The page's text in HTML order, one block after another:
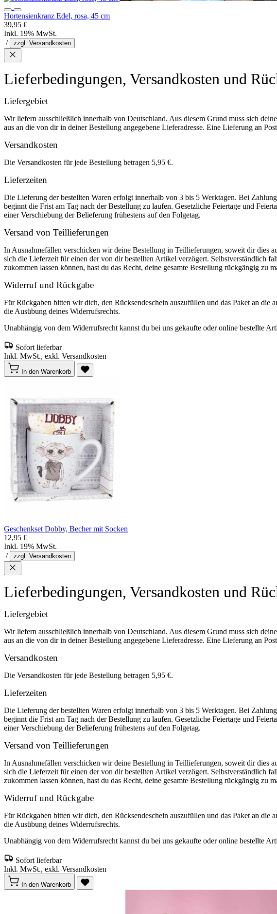
Hortensienkranz Edel, rosa, 45 cm
39,95 €
Inkl. 19% MwSt.
/
zzgl. Versandkosten
Lieferbedingungen, Versandkosten und
Liefergebiet
Wir liefern ausschließlich innerhalb von Deutschland. Aus diesem Grund muss sich
aus an die von dir in deiner Bestellung angegebene Lieferadresse. Eine Lieferung an
Versandkosten
Die Versandkosten für jede Bestellung betragen 5,95 €.
Lieferzeiten
Die Lieferung der bestellten Waren erfolgt innerhalb von 3 bis 5 Werktagen. Bei
beginnt die Frist am Tag nach der Bestellung zu laufen. Gesetzliche Feiertage und
einer Verschiebung der Belieferung frühestens auf den Folgetag.
Versand von Teillieferungen
In Ausnahmefällen verschicken wir deine Bestellung in Teillieferungen, soweit dir dies
sich die Lieferzeit für einen der von dir bestellten Artikel verzögert. Selbstverständlich
zukommen lassen können, hast du das Recht, deine gesamte Bestellung rückgängig zu
Widerruf und Rückgabe
Für Rückgaben bitten wir dich, den Rücksendeschein auszufüllen und das Paket an die
die Ausübung deines Widerrufsrechts.
Unabhängig von dem Widerrufsrecht kannst du bei uns gekaufte oder online bestellte
Sofort lieferbar
Inkl. MwSt., exkl. Versandkosten
In den Warenkorb
Geschenkset Dobby, Becher mit Socken
12,95 €
Inkl. 19% MwSt.
/
zzgl. Versandkosten
Lieferbedingungen, Versandkosten und
Liefergebiet
Wir liefern ausschließlich innerhalb von Deutschland. Aus diesem Grund muss sich
aus an die von dir in deiner Bestellung angegebene Lieferadresse. Eine Lieferung an
Versandkosten
Die Versandkosten für jede Bestellung betragen 5,95 €.
Lieferzeiten
Die Lieferung der bestellten Waren erfolgt innerhalb von 3 bis 5 Werktagen. Bei
beginnt die Frist am Tag nach der Bestellung zu laufen. Gesetzliche Feiertage und
einer Verschiebung der Belieferung frühestens auf den Folgetag.
Versand von Teillieferungen
In Ausnahmefällen verschicken wir deine Bestellung in Teillieferungen, soweit dir dies
sich die Lieferzeit für einen der von dir bestellten Artikel verzögert. Selbstverständlich
zukommen lassen können, hast du das Recht, deine gesamte Bestellung rückgängig zu
Widerruf und Rückgabe
Für Rückgaben bitten wir dich, den Rücksendeschein auszufüllen und das Paket an die
die Ausübung deines Widerrufsrechts.
Unabhängig von dem Widerrufsrecht kannst du bei uns gekaufte oder online bestellte
Sofort lieferbar
Inkl. MwSt., exkl. Versandkosten
In den Warenkorb